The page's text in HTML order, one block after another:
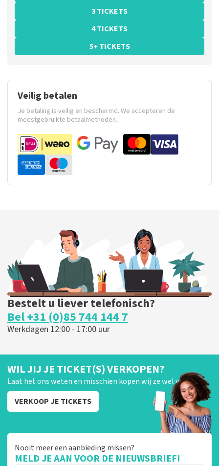
3 TICKETS
4 TICKETS
5+ TICKETS
Veilig betalen
Je betaling is veilig en beschermd. We accepteren de
meestgebruikte betaalmethoden.
Bestelt u liever telefonisch?
Bel +31 (0)85 744 144 7
Werkdagen 12:00 - 17:00 uur
WIL JIJ JE TICKET(S) VERKOPEN?
Laat het ons weten en misschien kopen wij ze wel van je!
VERKOOP JE TICKETS
Nooit meer een aanbieding missen?
MELD JE AAN VOOR DE NIEUWSBRIEF!